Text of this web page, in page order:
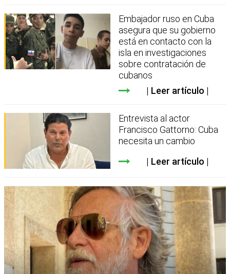
Embajador ruso en Cuba
asegura que su gobierno
está en contacto con la
isla en investigaciones
sobre contratación de
cubanos
Leer artículo
Entrevista al actor
Francisco Gattorno: Cuba
necesita un cambio
Leer artículo